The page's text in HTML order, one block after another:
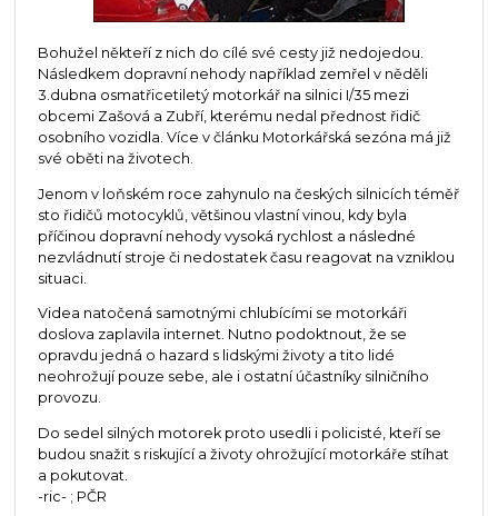
Bohužel někteří z nich do cílé své cesty již nedojedou.
Následkem dopravní nehody například zemřel v něděli
3.dubna osmatřicetiletý motorkář na silnici I/35 mezi
obcemi Zašová a Zubří, kterému nedal přednost řidič
osobního vozidla. Více v článku Motorkářská sezóna má již
své oběti na životech.
Jenom v loňském roce zahynulo na českých silnicích téměř
sto řidičů motocyklů, většinou vlastní vinou, kdy byla
příčinou dopravní nehody vysoká rychlost a následné
nezvládnutí stroje či nedostatek času reagovat na vzniklou
situaci.
Videa natočená samotnými chlubícími se motorkáři
doslova zaplavila internet. Nutno podoktnout, že se
opravdu jedná o hazard s lidskými životy a tito lidé
neohrožují pouze sebe, ale i ostatní účastníky silničního
provozu.
Do sedel silných motorek proto usedli i policisté, kteří se
budou snažit s riskující a životy ohrožující motorkáře stíhat
a pokutovat.
-ric- ; PČR